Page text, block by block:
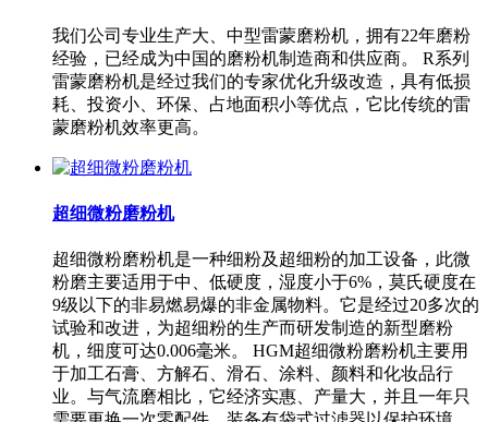
我们公司专业生产大、中型雷蒙磨粉机，拥有22年磨粉
经验，已经成为中国的磨粉机制造商和供应商。 R系列
雷蒙磨粉机是经过我们的专家优化升级改造，具有低损
耗、投资小、环保、占地面积小等优点，它比传统的雷
蒙磨粉机效率更高。
超细微粉磨粉机
超细微粉磨粉机是一种细粉及超细粉的加工设备，此微
粉磨主要适用于中、低硬度，湿度小于6%，莫氏硬度在
9级以下的非易燃易爆的非金属物料。它是经过20多次的
试验和改进，为超细粉的生产而研发制造的新型磨粉
机，细度可达0.006毫米。 HGM超细微粉磨粉机主要用
于加工石膏、方解石、滑石、涂料、颜料和化妆品行
业。与气流磨相比，它经济实惠、产量大，并且一年只